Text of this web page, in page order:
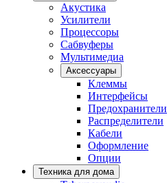
Акустика
Усилители
Процессоры
Сабвуферы
Мультимедиа
Аксессуары
Клеммы
Интерфейсы
Предохранители
Распределители
Кабели
Оформление
Опции
Техника для дома